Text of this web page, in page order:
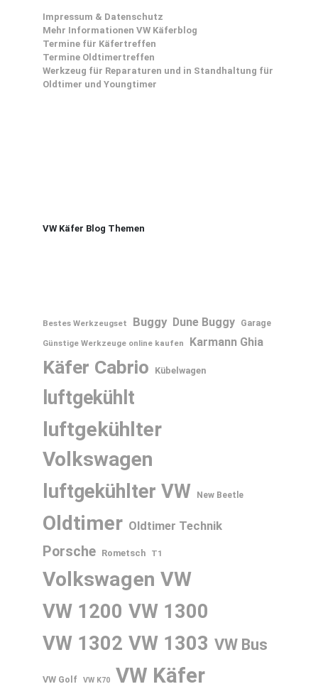
Impressum & Datenschutz
Mehr Informationen VW Käferblog
Termine für Käfertreffen
Termine Oldtimertreffen
Werkzeug für Reparaturen und in Standhaltung für
Oldtimer und Youngtimer
VW Käfer Blog Themen
Bestes Werkzeugset Buggy Dune Buggy
Garage
Günstige Werkzeuge online kaufen
Karmann Ghia
Käfer Cabrio Kübelwagen
luftgekühlt
luftgekühlter
Volkswagen
luftgekühlter VW New Beetle
Oldtimer Oldtimer Technik
Porsche Rometsch T1
Volkswagen VW
VW 1200 VW 1300
VW 1302 VW 1303 VW Bus
VW Golf VW K70 VW Käfer